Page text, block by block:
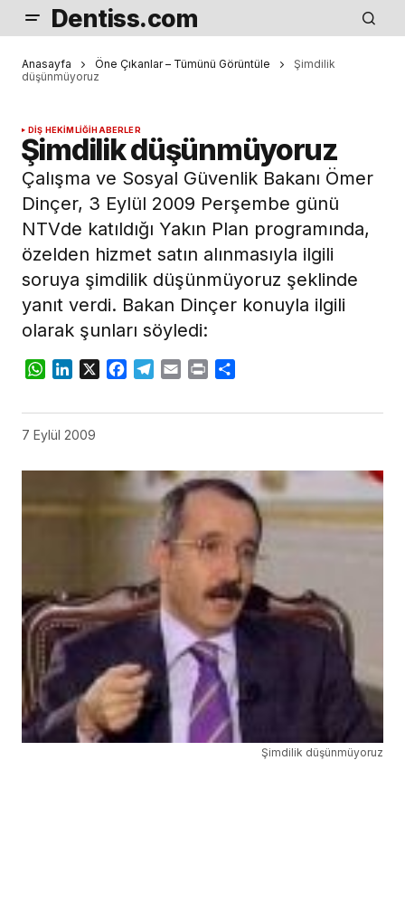
Dentiss.com
Anasayfa Öne Çıkanlar – Tümünü Görüntüle
Şimdilik
düşünmüyoruz
DIŞ HEKIMLIĞIHABERLER
Şimdilik düşünmüyoruz
Çalışma ve Sosyal Güvenlik Bakanı Ömer
Dinçer, 3 Eylül 2009 Perşembe günü
NTVde katıldığı Yakın Plan programında,
özelden hizmet satın alınmasıyla ilgili
soruya şimdilik düşünmüyoruz şeklinde
yanıt verdi. Bakan Dinçer konuyla ilgili
olarak şunları söyledi:
WhatsApp
LinkedIn
X Facebook
Telegram
Email Print
7 Eylül 2009
Şimdilik düşünmüyoruz